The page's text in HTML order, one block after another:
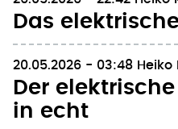
26.05.2026 - 22:42 Heiko
20.05.2026 - 03:48 Heiko
Der